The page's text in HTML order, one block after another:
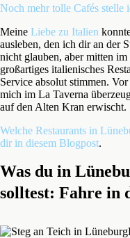
Noch mehr tolle Cafés stelle
Meine Liebe zu Italien
ausleben, den ich dir an der
nicht glauben, aber mitten
großartiges italienisches
Service absolut stimmen.
mich im La Taverna
auf den Alten Kran erwischt.
Welche Restaurants in
dir in diesem Blogpost.
Was du in
solltest: Fahre in